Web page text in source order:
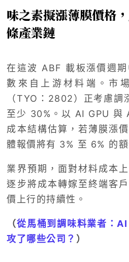
味之素擬漲薄膜價格
條產業鏈
在這波 ABF 載板漲價週
數來自上游材料端。市
（TYO：2802）正考慮調
至少 30%。以 AI GPU 與
成本結構估算，若薄膜漲
體報價將有 3% 至 6% 的額
業界預期，面對材料成本
逐步將成本轉嫁至終端客
價上行的持續性。
（從馬桶到調味料業者：
攻了哪些公司？ ）